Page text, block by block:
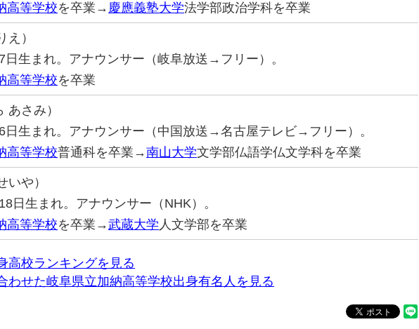
高等学校を卒業→ 慶應義塾大学法学部政治学科を卒業
え）
日生まれ。アナウンサー（岐阜放送→フリー）。
高等学校を卒業
あさみ）
日生まれ。アナウンサー（中国放送→名古屋テレビ→フリー）。
高等学校普通科を卒業→南山大学文学部仏語学仏文学科を卒業
いや）
日生まれ。アナウンサー（NHK）。
高等学校を卒業→武蔵大学 人文学部を卒業
高校ランキングを見る
わせた岐阜県立加納高等学校出身有名人を見る